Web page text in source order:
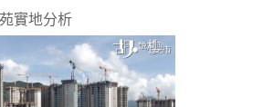
實地分析